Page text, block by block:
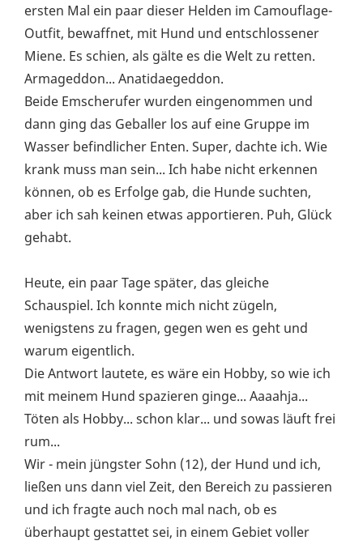
ersten Mal ein paar dieser Helden im Camouflage-
Outfit, bewaffnet, mit Hund und entschlossener
Miene. Es schien, als gälte es die Welt zu retten.
Armageddon... Anatidaegeddon.
Beide Emscherufer wurden eingenommen und
dann ging das Geballer los auf eine Gruppe im
Wasser befindlicher Enten. Super, dachte ich. Wie
krank muss man sein... Ich habe nicht erkennen
können, ob es Erfolge gab, die Hunde suchten,
aber ich sah keinen etwas apportieren. Puh, Glück
gehabt.
Heute, ein paar Tage später, das gleiche
Schauspiel. Ich konnte mich nicht zügeln,
wenigstens zu fragen, gegen wen es geht und
warum eigentlich.
Die Antwort lautete, es wäre ein Hobby, so wie ich
mit meinem Hund spazieren ginge... Aaaahja...
Töten als Hobby... schon klar... und sowas läuft frei
rum...
Wir - mein jüngster Sohn (12), der Hund und ich,
ließen uns dann viel Zeit, den Bereich zu passieren
und ich fragte auch noch mal nach, ob es
überhaupt gestattet sei, in einem Gebiet voller